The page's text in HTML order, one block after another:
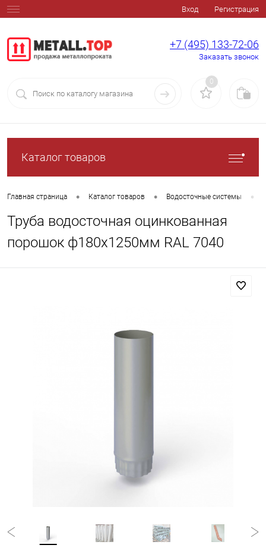
Вход Регистрация
+7 (495) 133-72-06
Заказать звонок
0
Каталог товаров
Главная страница • Каталог товаров • Водосточные системы •
Труба водосточная оцинкованная
порошок ф180х1250мм RAL 7040